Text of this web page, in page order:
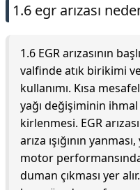
1.6 egr arızası
1.6 EGR arızasının
valfinde atık birikimi
kullanımı. Kısa
yağı değişiminin
kirlenmesi. EGR
arıza ışığının
motor
duman çıkması yer